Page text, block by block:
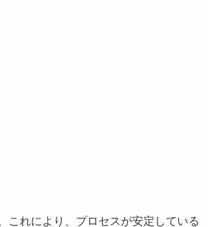
これにより、プロセスが安定している